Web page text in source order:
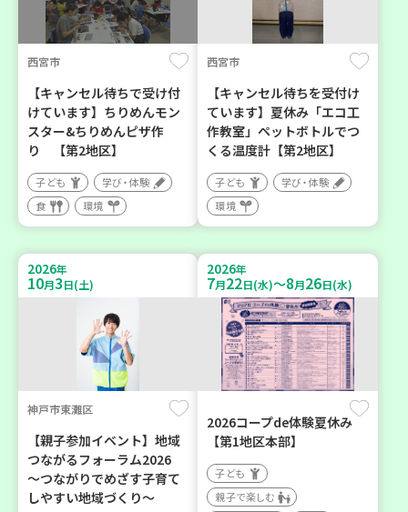
西宮市
【キャンセル待ちで受け付
けています】ちりめんモン
スター&ちりめんピザ作
り 【第2地区】
子ども
学び・体験
食
環境
西宮市
【キャンセル待ちを受付け
ています】夏休み「エコ工
作教室」ペットボトルでつ
くる温度計【第2地区】
子ども
学び・体験
環境
2026年
10月3日(土)
神戸市東灘区
【親子参加イベント】地域
つながるフォーラム2026
～つながりでめざす子育て
しやすい地域づくり～
2026年
7月22日(水)～8月26日(水)
2026コープde体験夏休み
【第1地区本部】
子ども
親子で楽しむ